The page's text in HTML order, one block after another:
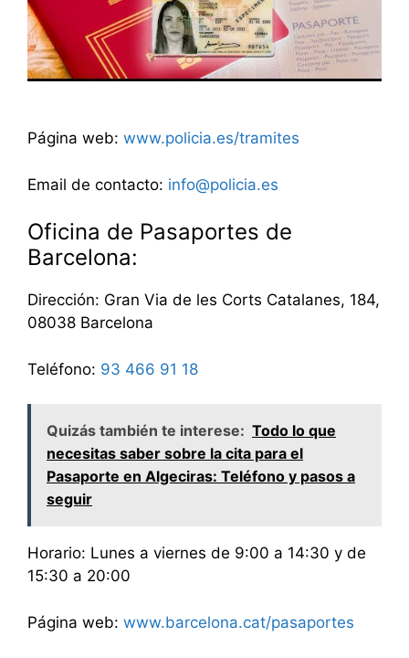
Página web: www.policia.es/tramites
Email de contacto: info@policia.es
Oficina de Pasaportes de
Barcelona:
Dirección: Gran Via de les Corts Catalanes, 184,
08038 Barcelona
Teléfono: 93 466 91 18
Quizás también te interese: Todo lo que
necesitas saber sobre la cita para el
Pasaporte en Algeciras: Teléfono y pasos a
seguir
Horario: Lunes a viernes de 9:00 a 14:30 y de
15:30 a 20:00
Página web: www.barcelona.cat/pasaportes